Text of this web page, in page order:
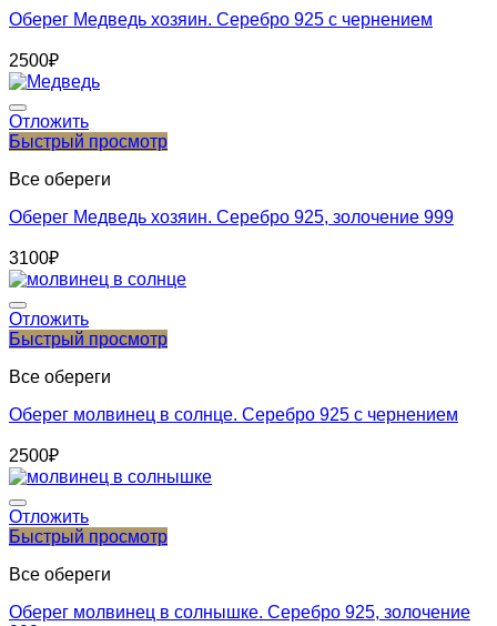
Оберег Медведь хозяин. Серебро 925 с чернением
2500₽
Отложить
Быстрый просмотр
Все обереги
Оберег Медведь хозяин. Серебро 925, золочение 999
3100₽
Отложить
Быстрый просмотр
Все обереги
Оберег молвинец в солнце. Серебро 925 с чернением
2500₽
Отложить
Быстрый просмотр
Все обереги
Оберег молвинец в солнышке. Серебро 925, золочение